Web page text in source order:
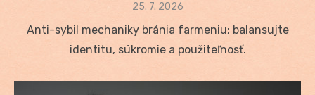
Posted
25. 7. 2026
Anti-sybil mechaniky bránia farmeniu; balansujte
identitu, súkromie a použiteľnosť.